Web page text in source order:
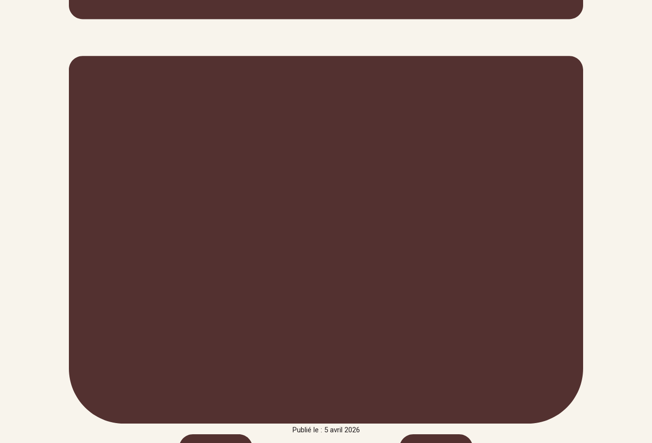
Publié le : 5 avril 2026